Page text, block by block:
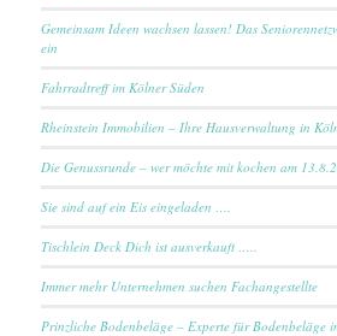
Gemeinsam Ideen wachsen lassen! Das
ein
Fahrradtreff im Kölner Süden
Rheinstein Immobilien – Ihre Hausverwaltung in
Die Genussrunde – wer möchte mit kochen am
Sie sind auf ein Eis eingeladen ….
Tischlein Deck Dich ist ausverkauft …..
Immer mehr Unternehmen suchen Fachangestellte
Prinzliche Bodenbeläge – Experte für Bodenbeläge